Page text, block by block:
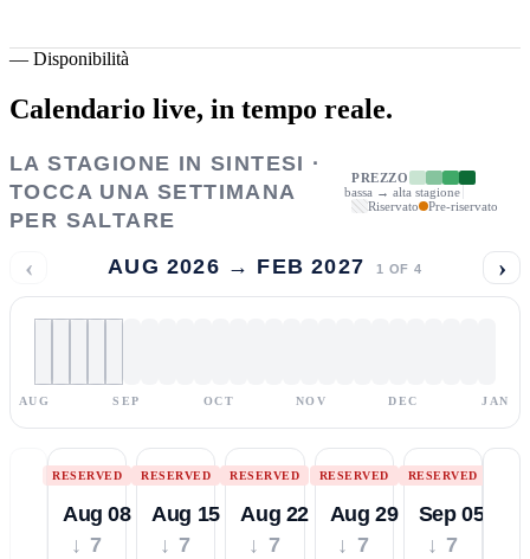
— Disponibilità
Calendario live, in tempo reale.
LA STAGIONE IN SINTESI ·
TOCCA UNA SETTIMANA
PER SALTARE
PREZZO
bassa → alta stagione
Riservato
Pre-riservato
‹ AUG 2026 → FEB 2027 1 OF 4 ›
AUG SEP OCT NOV DEC JAN
RESERVED
Aug 08
↓ 7
RESERVED
Aug 15
↓ 7
RESERVED
Aug 22
↓ 7
RESERVED
Aug 29
↓ 7
RESERVED
Sep 05
↓ 7